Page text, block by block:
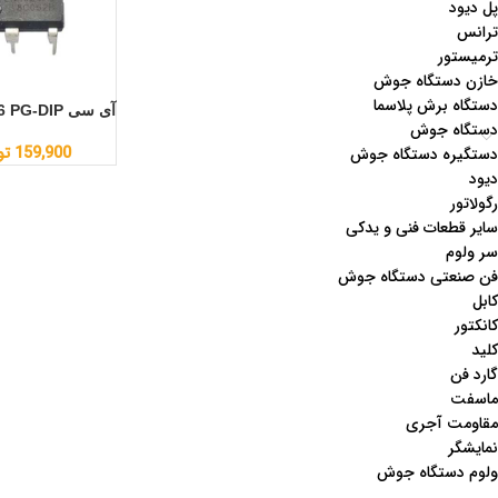
پل دیود
ترانس
ترمیستور
خازن دستگاه جوش
دستگاه برش پلاسما
دستگاه جوش
دستگیره دستگاه جوش
دیود
رگولاتور
سایر قطعات فنی و یدکی
سر ولوم
فن صنعتی دستگاه جوش
کابل
کانکتور
کلید
گارد فن
ماسفت
مقاومت آجری
نمایشگر
ولوم دستگاه جوش
آی سی LNK626 PG-DIP
159,900